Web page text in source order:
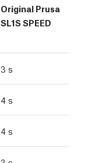
Original Prusa
SL1S SPEED
3 s
4 s
4 s